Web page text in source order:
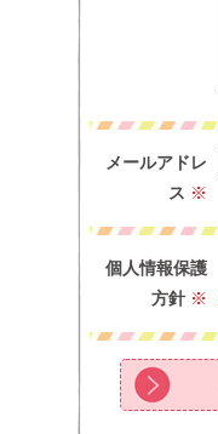
メールアドレ
ス ※
個人情報保護
方針 ※